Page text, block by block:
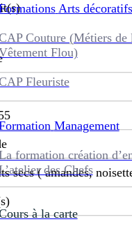
Arts
Couture (Métiers de
Flou)
Fleuriste
Management
formation création
des Chefs
à la carte
secs ( amandes,